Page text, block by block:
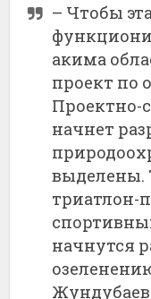
– Чтобы
акима
проект по
начнет
выделены.
триатлон-
начнутся